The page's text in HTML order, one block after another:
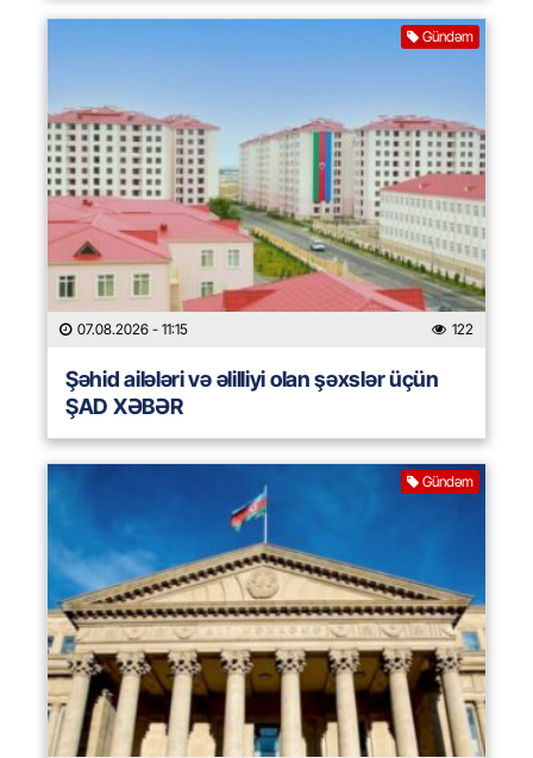
Gündəm
07.08.2026 - 11:15 122
Şəhid ailələri və əlilliyi olan şəxslər üçün
ŞAD XƏBƏR
Gündəm